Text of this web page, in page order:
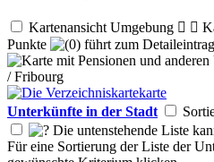
Kartenansicht Umgebung  
Punkte
führt zum Detaileintrag
Unterkünfte in der Stadt
Die untenstehende Liste
Für eine Sortierung der Liste der